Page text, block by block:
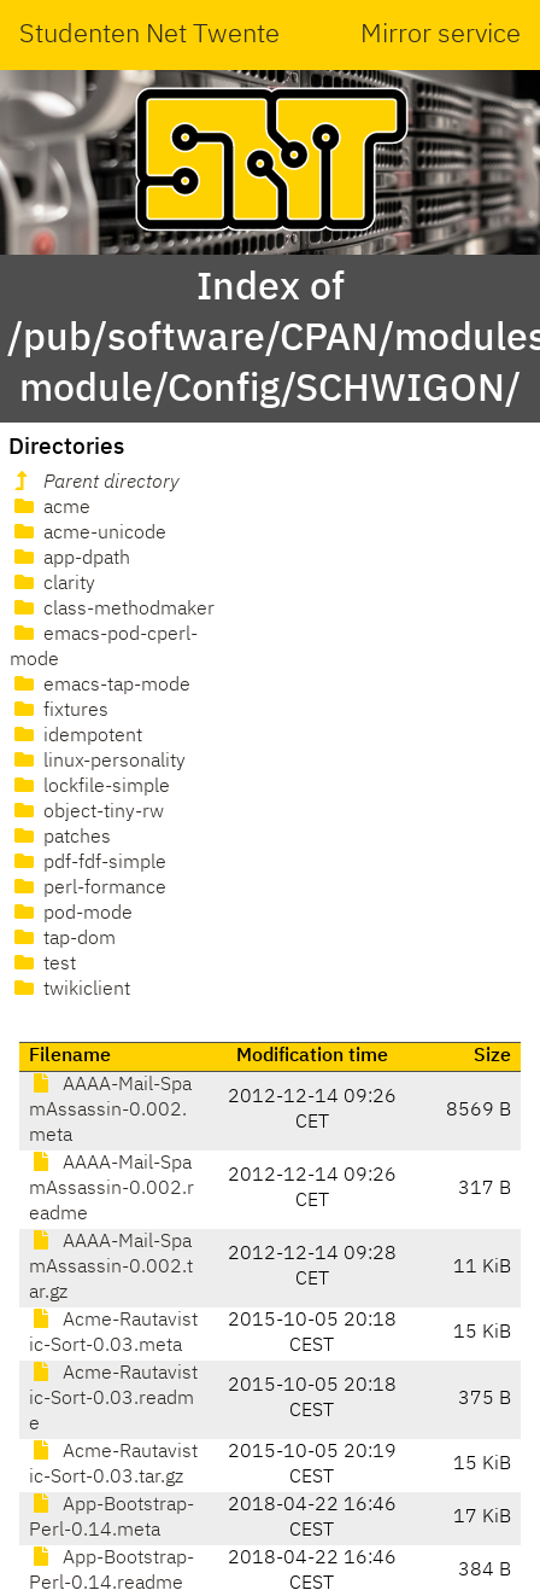
Studenten Net Twente Mirror service
Index of
/pub/software/CPAN/
module/Config/SCHWIGON/
Directories
Parent directory
acme
acme-unicode
app-dpath
clarity
class-methodmaker
emacs-pod-cperl-
mode
emacs-tap-mode
fixtures
idempotent
linux-personality
lockfile-simple
object-tiny-rw
patches
pdf-fdf-simple
perl-formance
pod-mode
tap-dom
test
twikiclient
Filename Modification time
Size
AAAA-Mail-Spa
mAssassin-0.002.
meta
2012-12-14 09:26
CET
8569 B
AAAA-Mail-Spa
mAssassin-0.002.r
eadme
2012-12-14 09:26
CET
317 B
AAAA-Mail-Spa
mAssassin-0.002.t
ar.gz
2012-12-14 09:28
CET
11 KiB
Acme-Rautavist
ic-Sort-0.03.meta
2015-10-05 20:18
CEST
15 KiB
Acme-Rautavist
ic-Sort-0.03.readm
e
2015-10-05 20:18
CEST
375 B
Acme-Rautavist
ic-Sort-0.03.tar.gz
2015-10-05 20:19
CEST
15 KiB
App-Bootstrap-
Perl-0.14.meta
2018-04-22 16:46
CEST
17 KiB
App-Bootstrap-
Perl-0.14.readme
2018-04-22 16:46
CEST
384 B